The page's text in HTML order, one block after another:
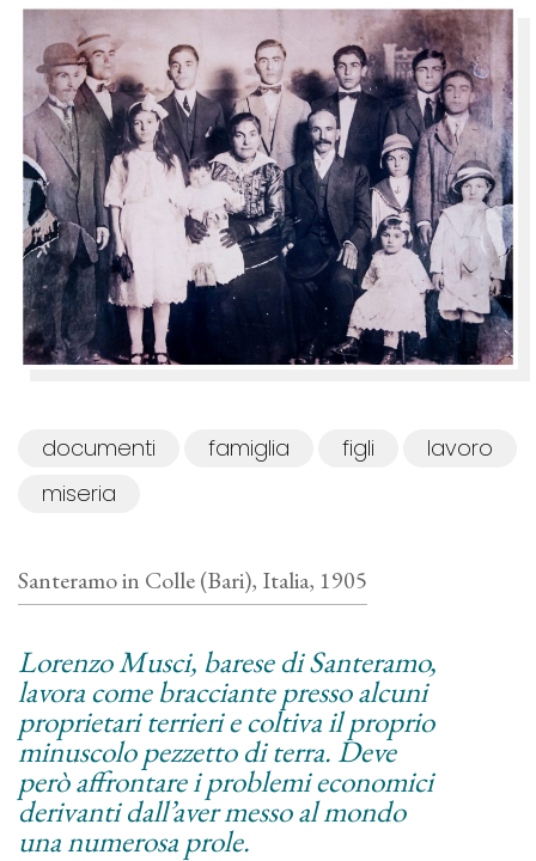
documenti famiglia figli
lavoro
miseria
Santeramo in Colle (Bari), Italia, 1905
Lorenzo Musci, barese di Santeramo,
lavora come bracciante presso alcuni
proprietari terrieri e coltiva il proprio
minuscolo pezzetto di terra. Deve
però affrontare i problemi economici
derivanti dall’aver messo al mondo
una numerosa prole.